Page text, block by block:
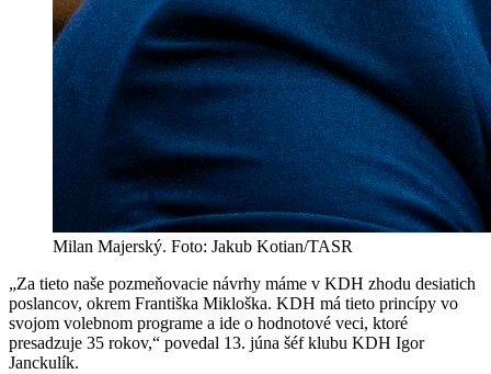
Milan Majerský. Foto: Jakub Kotian/TASR
„Za tieto naše pozmeňovacie návrhy máme v KDH zhodu desiatich
poslancov, okrem Františka Mikloška. KDH má tieto princípy vo
svojom volebnom programe a ide o hodnotové veci, ktoré
presadzuje 35 rokov,“ povedal 13. júna šéf klubu KDH Igor
Janckulík.